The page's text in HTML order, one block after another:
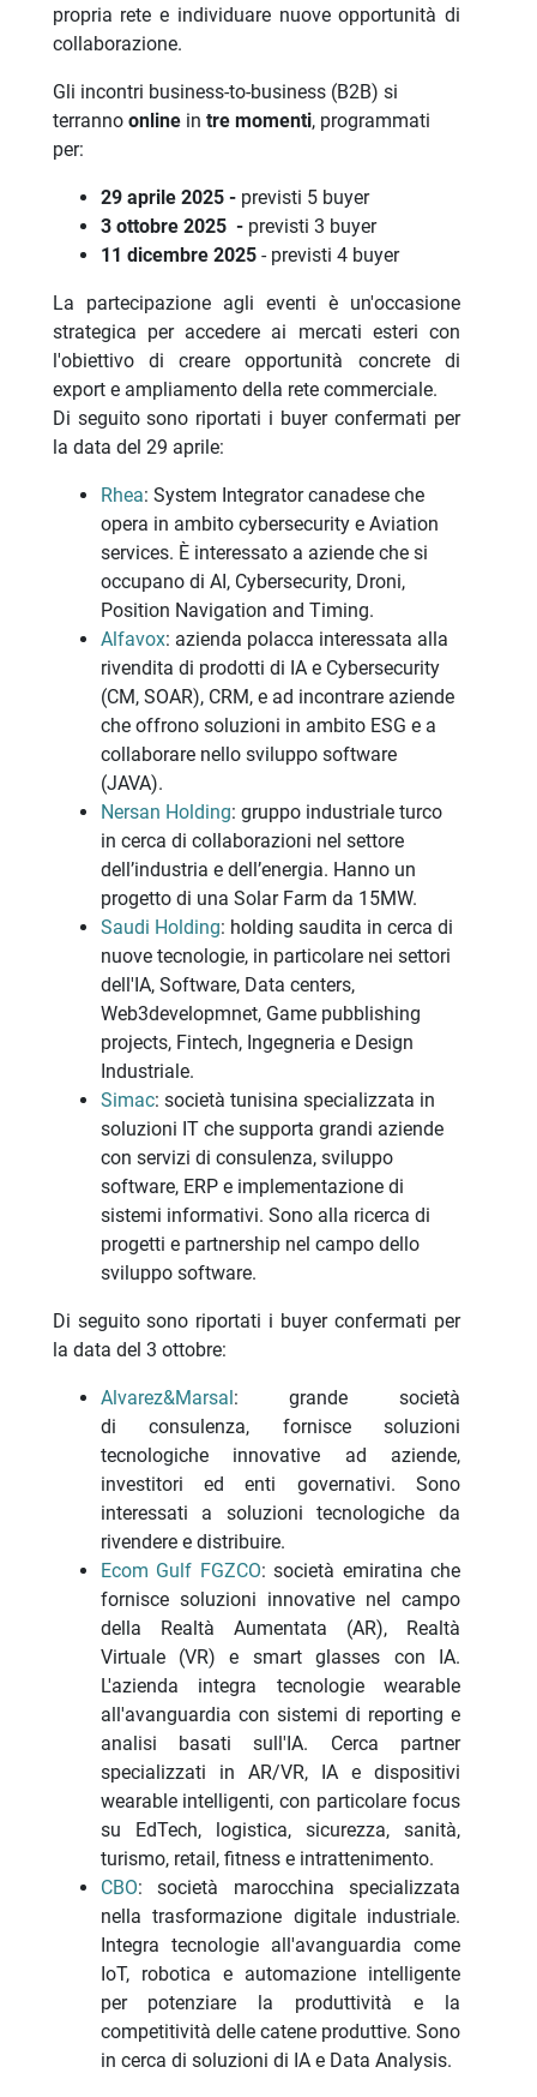
propria rete e individuare nuove opportunità di
collaborazione.
Gli incontri business-to-business (B2B) si
terranno onlinein tre momenti, programmati
per:
29 aprile 2025 - previsti 5 buyer
3 ottobre 2025 - previsti 3 buyer
11 dicembre 2025- previsti 4 buyer
La partecipazione agli eventi è un'occasione
strategica per accedere ai mercati esteri con
l'obiettivo di creare opportunità concrete di
export e ampliamento della rete commerciale.
Di seguito sono riportati i buyer confermati per
la data del 29 aprile:
Rhea: System Integrator canadese che
opera in ambito cybersecurity e Aviation
services. È interessato a aziende che si
occupano di AI, Cybersecurity, Droni,
Position Navigation and Timing.
Alfavox: azienda polacca interessata alla
rivendita di prodotti di IA e Cybersecurity
(CM, SOAR), CRM, e ad incontrare aziende
che offrono soluzioni in ambito ESG e a
collaborare nello sviluppo software
(JAVA).
Nersan Holding: gruppo industriale turco
in cerca di collaborazioni nel settore
dell’industria e dell’energia. Hanno un
progetto di una Solar Farm da 15MW.
Saudi Holding: holding saudita in cerca di
nuove tecnologie, in particolare nei settori
dell'IA, Software, Data centers,
Web3developmnet, Game pubblishing
projects, Fintech, Ingegneria e Design
Industriale.
Simac: società tunisina specializzata in
soluzioni IT che supporta grandi aziende
con servizi di consulenza, sviluppo
software, ERP e implementazione di
sistemi informativi. Sono alla ricerca di
progetti e partnership nel campo dello
sviluppo software.
Di seguito sono riportati i buyer confermati per
la data del 3 ottobre:
Alvarez&Marsal : grande società
di consulenza, fornisce soluzioni
tecnologiche innovative ad aziende,
investitori ed enti governativi. Sono
interessati a soluzioni tecnologiche da
rivendere e distribuire.
Ecom Gulf FGZCO: società emiratina che
fornisce soluzioni innovative nel campo
della Realtà Aumentata (AR), Realtà
Virtuale (VR) e smart glasses con IA.
L'azienda integra tecnologie wearable
all'avanguardia con sistemi di reporting e
analisi basati sull'IA. Cerca partner
specializzati in AR/VR, IA e dispositivi
wearable intelligenti, con particolare focus
su EdTech, logistica, sicurezza, sanità,
turismo, retail, fitness e intrattenimento.
CBO: società marocchina specializzata
nella trasformazione digitale industriale.
Integra tecnologie all'avanguardia come
IoT, robotica e automazione intelligente
per potenziare la produttività e la
competitività delle catene produttive. Sono
in cerca di soluzioni di IA e Data Analysis.